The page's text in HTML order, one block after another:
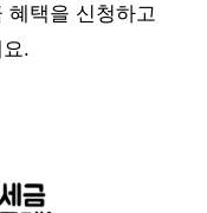
혜택을 신청하고
.